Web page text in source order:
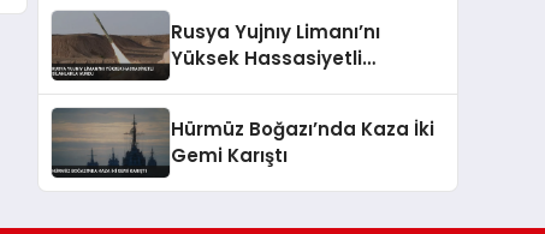
Rusya Yujnıy Limanı’nı
Yüksek Hassasiyetli
Hürmüz Boğazı’nda Kaza İki
Gemi Karıştı